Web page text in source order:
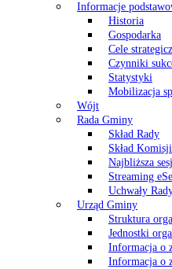
Informacje
Historia
Gospodarka
Cele
Czynniki
Statystyki
Mobilizacja
Wójt
Rada Gminy
Skład Rady
Skład Komisji
Najbliższa
Streaming
Uchwały
Urząd Gminy
Struktura
Jednostki
Informacja o
Informacja o